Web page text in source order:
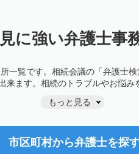
に強い弁護士事
一覧です。相続会議の「弁護士
来ます。相続のトラブルやお悩
もっと見る
市区町村から弁護士を探